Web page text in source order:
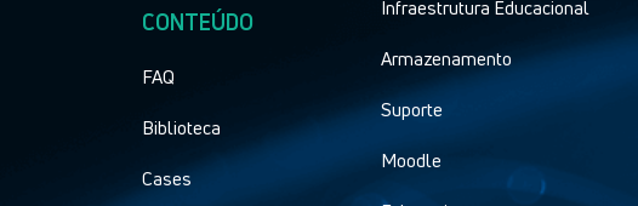
CONTEÚDO
FAQ
Biblioteca
Cases
Infraestrutura Educacional
Armazenamento
Suporte
Moodle